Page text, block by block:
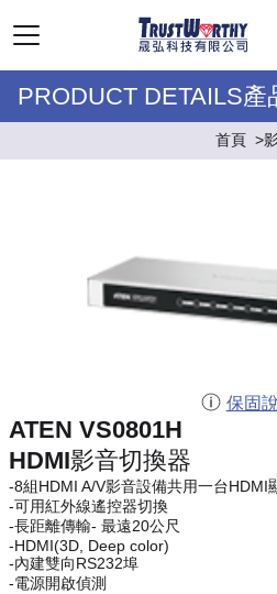
PRODUCT DETAILS產
首頁
保固
ATEN VS0801H
HDMI影音切換器
-8組HDMI A/V影音設備共用一台HDMI
-可用紅外線遙控器切換
-長距離傳輸- 最遠20公尺
-HDMI(3D, Deep color)
-內建雙向RS232埠
-電源開啟偵測